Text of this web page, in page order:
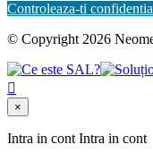
Controleaza-ti
© Copyright 2026

×
Intra in cont Intra in cont